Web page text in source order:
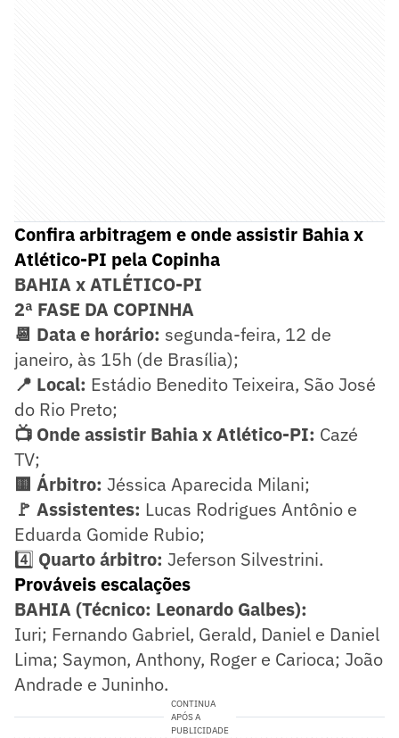
Confira arbitragem e onde assistir Bahia x
Atlético-PI pela Copinha
BAHIA x ATLÉTICO-PI
2ª FASE DA COPINHA
📆 Data e horário: segunda-feira, 12 de
janeiro, às 15h (de Brasília);
📍 Local: Estádio Benedito Teixeira, São José
do Rio Preto;
📺 Onde assistir Bahia x Atlético-PI: Cazé
TV;
🟨 Árbitro: Jéssica Aparecida Milani;
🚩 Assistentes: Lucas Rodrigues Antônio e
Eduarda Gomide Rubio;
4️⃣ Quarto árbitro: Jeferson Silvestrini.
Prováveis escalações
BAHIA (Técnico: Leonardo Galbes):
Iuri; Fernando Gabriel, Gerald, Daniel e Daniel
Lima; Saymon, Anthony, Roger e Carioca; João
Andrade e Juninho.
CONTINUA
APÓS A
PUBLICIDADE